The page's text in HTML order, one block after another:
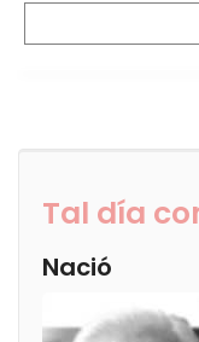
Tal día
Nació